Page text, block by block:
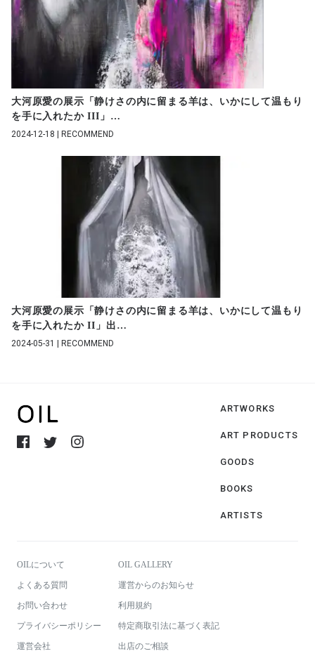
大河原愛の展示「静けさの内に留まる羊は、いかにして温もり
を手に入れたか III」 …
2024-12-18 | RECOMMEND
大河原愛の展示「静けさの内に留まる羊は、いかにして温もり
を手に入れたか II」出 …
2024-05-31 | RECOMMEND
ARTWORKS
ART PRODUCTS
GOODS
BOOKS
ARTISTS
OILについて OIL GALLERY
よくある質問 運営からのお知らせ
お問い合わせ 利用規約
プライバシーポリシー 特定商取引法に基づく表記
運営会社 出店のご相談